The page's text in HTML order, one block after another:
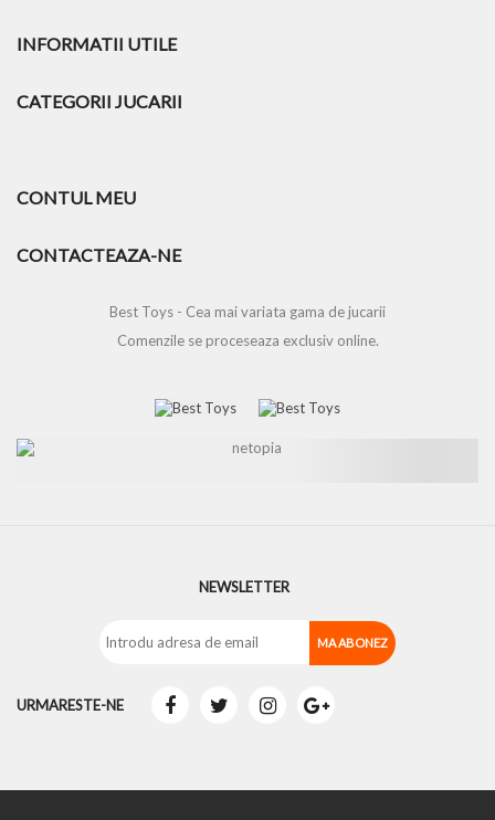
INFORMATII UTILE
CATEGORII JUCARII
CONTUL MEU
CONTACTEAZA-NE
Best Toys - Cea mai variata gama de jucarii
Comenzile se proceseaza exclusiv online.
NEWSLETTER
URMARESTE-NE